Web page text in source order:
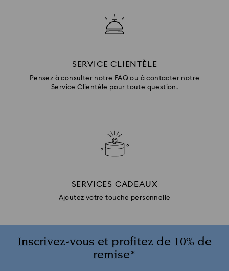
SERVICE CLIENTÈLE
Pensez à consulter notre FAQ ou à contacter notre
Service Clientèle pour toute question.
SERVICES CADEAUX
Ajoutez votre touche personnelle
Inscrivez-vous et profitez de 10% de
remise*